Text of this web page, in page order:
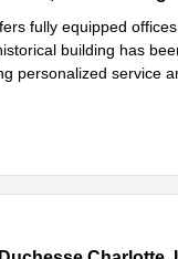
fully equipped
building has
personalized service